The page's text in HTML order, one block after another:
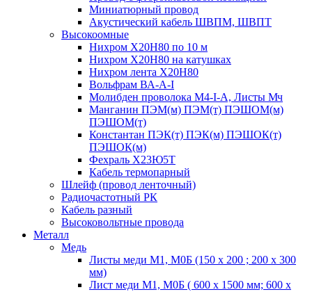
Миниатюрный провод
Акустический кабель ШВПМ, ШВПТ
Высокоомные
Нихром Х20Н80 по 10 м
Нихром Х20Н80 на катушках
Нихром лента Х20Н80
Вольфрам ВА-А-I
Молибден проволока М4-I-А, Листы Мч
Манганин ПЭМ(м) ПЭМ(т) ПЭШОМ(м)
ПЭШОМ(т)
Константан ПЭК(т) ПЭК(м) ПЭШОК(т)
ПЭШОК(м)
Фехраль Х23Ю5Т
Кабель термопарный
Шлейф (провод ленточный)
Радиочастотный РК
Кабель разный
Высоковольтные провода
Металл
Медь
Листы меди М1, М0Б (150 х 200 ; 200 х 300
мм)
Лист меди М1, М0Б ( 600 х 1500 мм; 600 х